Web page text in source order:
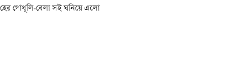
হের গোধূলি-বেলা সই ঘনিয়ে এলো